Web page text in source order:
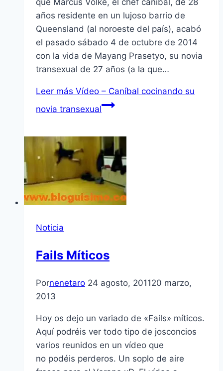
que Marcus Volke, el chef caníbal, de 28
años residente en un lujoso barrio de
Queensland (al noroeste del país), acabó
el pasado sábado 4 de octubre de 2014
con la vida de Mayang Prasetyo, su novia
transexual de 27 años (a la que…
Leer más Vídeo – Caníbal cocinando su
novia transexual
Noticia
Fails Mí­ticos
Pornenetaro 24 agosto, 201120 marzo,
2013
Hoy os dejo un variado de «Fails» mí­ticos.
Aquí­ podréis ver todo tipo de josconcios
varios reunidos en un ví­deo que
no podéis perderos. Un soplo de aire